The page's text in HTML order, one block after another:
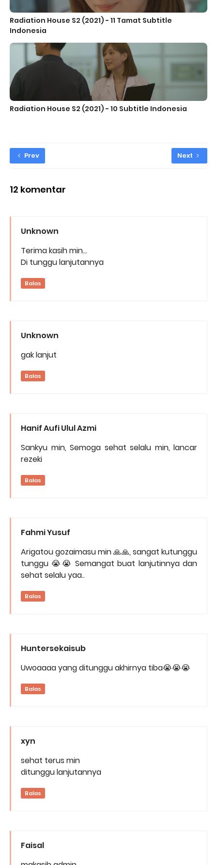
Radiation House S2 (2021) - 11 Tamat Subtitle
Indonesia
Radiation House S2 (2021) - 10 Subtitle Indonesia
Prev Next
12 komentar
Unknown
Terima kasih min...
Di tunggu lanjutannya
Balas
Unknown
gak lanjut
Balas
Hanif Aufi Ulul Azmi
Sankyu min, Semoga sehat selalu min, lancar
rezeki
Balas
Fahmi Yusuf
Arigatou gozaimasu min 🙏🙏, sangat kutunggu
tunggu 😭😭 Semangat buat lanjutinnya dan
sehat selalu yaa..
Balas
Huntersekaisub
Uwoaaaa yang ditunggu akhirnya tiba😭😭😭
Balas
xyn
sehat terus min
ditunggu lanjutannya
Balas
Faisal